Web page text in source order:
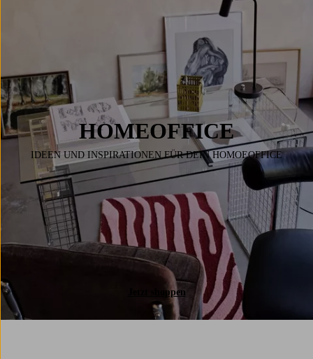
HOMEOFFICE
IDEEN UND INSPIRATIONEN FÜR DEIN HOMOEOFFICE
Jetzt shoppen